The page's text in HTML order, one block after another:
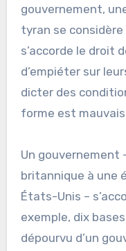
gouvernement,
tyran se
s’accorde le droit
d’empiéter sur
dicter des
forme est
Un gouvernement
britannique à une
États-Unis –
exemple, dix
dépourvu d’un